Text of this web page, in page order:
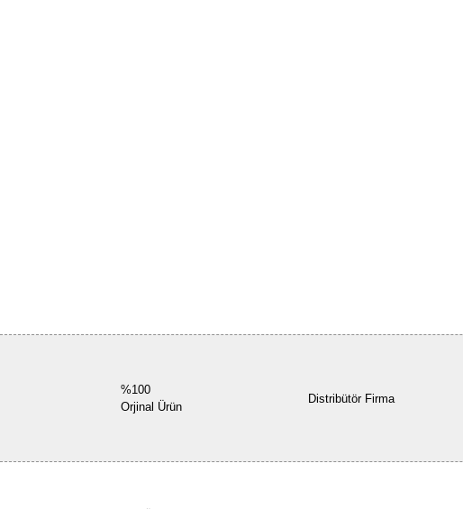
%100
Orjinal Ürün
Distribütör Firma